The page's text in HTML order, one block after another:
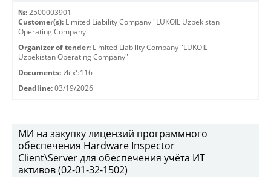
№: 2500003901
Customer(s): Limited Liability Company "LUKOIL Uzbekistan
Operating Company"
Organizer of tender: Limited Liability Company "LUKOIL
Uzbekistan Operating Company"
Documents: Исх5116
Deadline: 03/19/2026
МИ на закупку лицензий программного
обеспечения Hardware Inspector
Client\Server для обеспечения учёта ИТ
активов (02-01-32-1502)